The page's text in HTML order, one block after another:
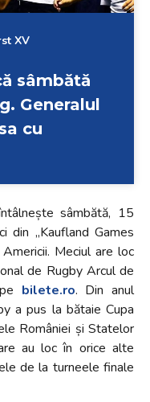
XV
sâmbătă
Generalul
cu
sâmbătă, 15
din „Kaufland Games
Meciul are loc
de Rugby Arcul de
bilete.ro. Din anul
a pus la bătaie Cupa
României și Statelor
au loc în orice alte
de la turneele finale